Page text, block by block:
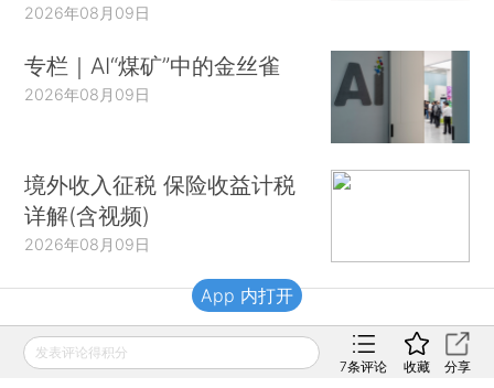
2026年08月09日
专栏｜AI“煤矿”中的金丝雀
2026年08月09日
境外收入征税 保险收益计税
详解(含视频)
2026年08月09日
财新移动
发表评论得积分
7条评论 收藏 分享
App 内打开